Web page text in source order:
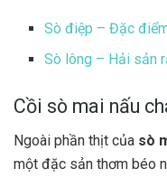
Sò điệp – Đặc
Sò lông – Hải sản
Cồi sò mai nấu
Ngoài phần thịt của sò
một đặc sản thơm béo